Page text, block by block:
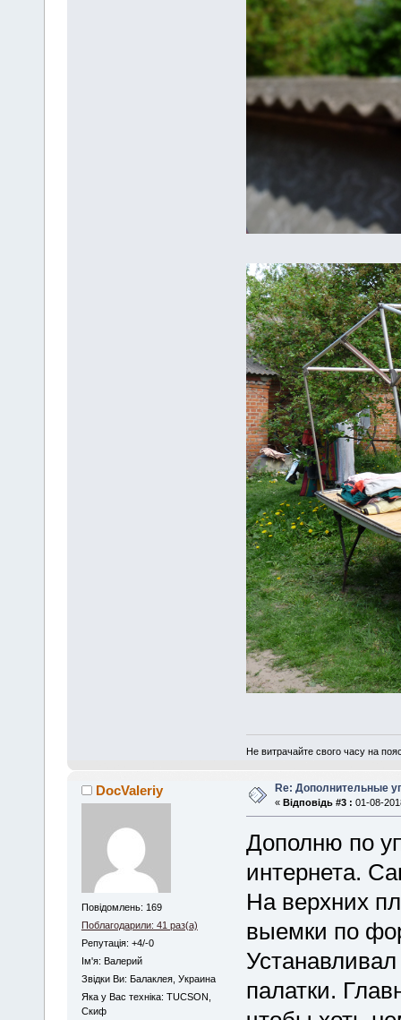
Не витрачайте свого часу на
DocValeriy
Повідомлень: 169
Поблагодарили: 41 раз(а)
Репутація: +4/-0
Iм'я: Валерий
Звідки Ви: Балаклея, Украина
Яка у Вас техніка: TUCSON,
Скиф
Re: Дополнительные
« Відповідь #3 : 01-08-
Дополню по
интернета.
На верхних
выемки по
палатки.